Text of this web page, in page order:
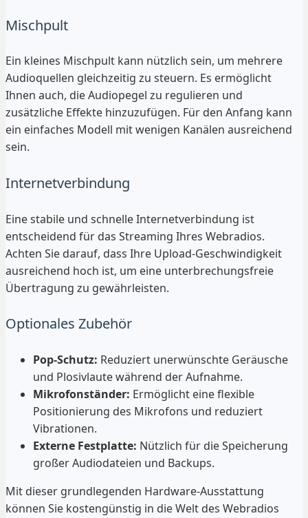
Mischpult
Ein kleines Mischpult kann nützlich sein, um mehrere
Audioquellen gleichzeitig zu steuern. Es ermöglicht
Ihnen auch, die Audiopegel zu regulieren und
zusätzliche Effekte hinzuzufügen. Für den Anfang kann
ein einfaches Modell mit wenigen Kanälen ausreichend
sein.
Internetverbindung
Eine stabile und schnelle Internetverbindung ist
entscheidend für das Streaming Ihres Webradios.
Achten Sie darauf, dass Ihre Upload-Geschwindigkeit
ausreichend hoch ist, um eine unterbrechungsfreie
Übertragung zu gewährleisten.
Optionales Zubehör
Pop-Schutz: Reduziert unerwünschte Geräusche
und Plosivlaute während der Aufnahme.
Mikrofonständer: Ermöglicht eine flexible
Positionierung des Mikrofons und reduziert
Vibrationen.
Externe Festplatte: Nützlich für die Speicherung
großer Audiodateien und Backups.
Mit dieser grundlegenden Hardware-Ausstattung
können Sie kostengünstig in die Welt des Webradios